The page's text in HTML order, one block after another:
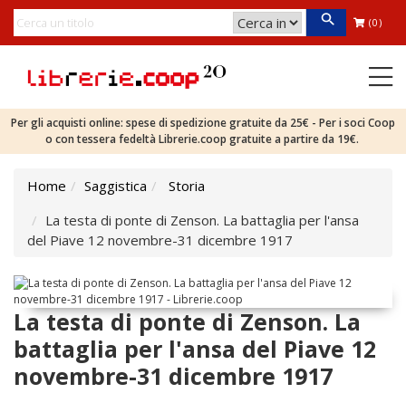
(0)
Per gli acquisti online: spese di spedizione gratuite da 25€ - Per i soci Coop
o con tessera fedeltà Librerie.coop gratuite a partire da 19€.
Home Saggistica
Storia
La testa di ponte di Zenson. La battaglia per l'ansa
del Piave 12 novembre-31 dicembre 1917
La testa di ponte di Zenson. La
battaglia per l'ansa del Piave 12
novembre-31 dicembre 1917